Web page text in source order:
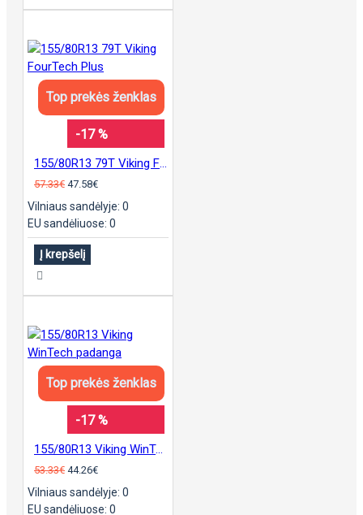
Top prekės ženklas
-17 %
57.33€ 47.58€
Vilniaus sandėlyje: 0
EU sandėliuose: 0
Į krepšelį
Top prekės ženklas
-17 %
155/80R13 Viking WinTech padanga
53.33€ 44.26€
Vilniaus sandėlyje: 0
EU sandėliuose: 0